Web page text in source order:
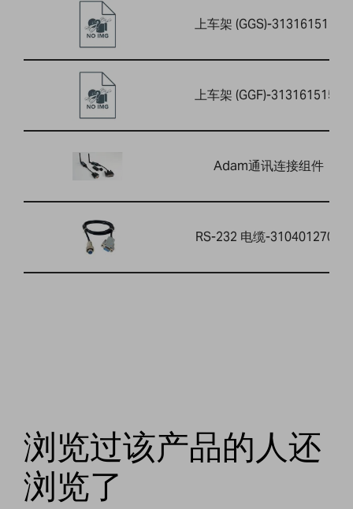
上车架 (GGS)-3131615153
上车架 (GGF)-3131615156
Adam通讯连接组件
RS-232 电缆-3104012701
浏览过该产品的人还
浏览了